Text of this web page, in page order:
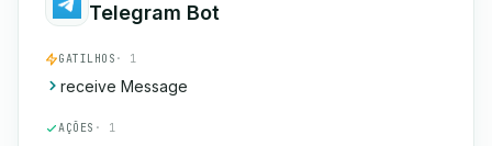
Telegram Bot
GATILHOS · 1
receive Message
AÇÕES · 1